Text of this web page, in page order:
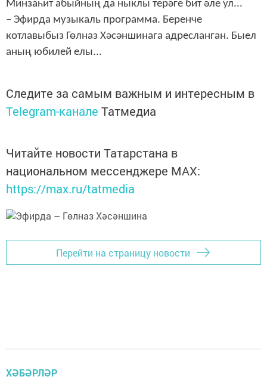
Минзаһит абыйның да ныклы терәге бит әле ул...
– Эфирда музыкаль программа. Беренче
котлавыбыз Гөлназ Хәсәншинага адресланган. Быел
аның юбилей елы...
Следите за самым важным и интересным в
Telegram-канале Татмедиа
Читайте новости Татарстана в
национальном мессенджере MАХ:
https://max.ru/tatmedia
Перейти на страницу новости
ХӘБӘРЛӘР